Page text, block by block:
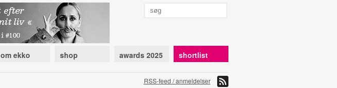
om ekko shop awards 2025 shortlist
RSS-feed / anmeldelser